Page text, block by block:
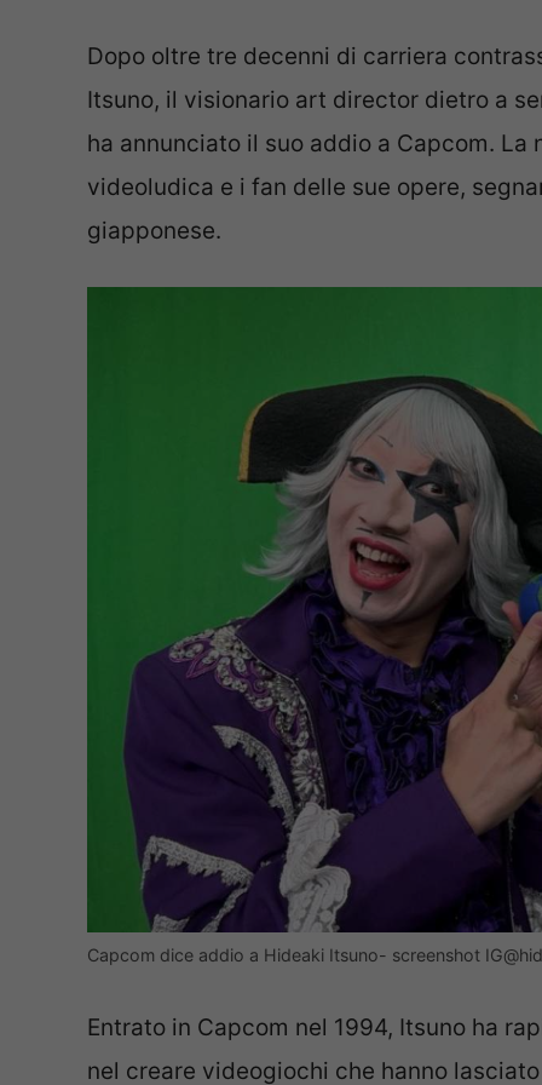
Dopo oltre tre decenni di carriera
Itsuno, il visionario art director dietro a
ha annunciato il suo addio a Capcom.
videoludica e i fan delle sue opere,
giapponese.
Capcom dice addio a Hideaki Itsuno- screenshot
Entrato in Capcom nel 1994, Itsuno ha
nel creare videogiochi che hanno